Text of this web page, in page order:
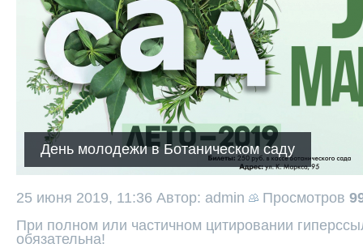
День молодежи в Ботаническом саду
25 июня 2019, 11:36 Автор: admin Просмотров
При полном или частичном цитировании
обязательна!